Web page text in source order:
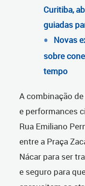
Curitiba,
guiadas
Novas
sobre
tempo
A combinação
e performances
Rua Emiliano
entre a Praça
Nácar para ser
e seguro para